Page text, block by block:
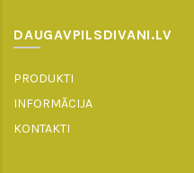
DAUGAVPILSDIVANI.LV
PRODUKTI
INFORMĀCIJA
KONTAKTI